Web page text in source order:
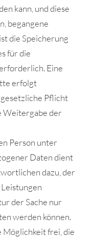
kann, und diese
begangene
die Speicherung
für die
Eine
erfolgt
Pflicht
Weitergabe der
Person unter
Daten dient
dazu, der
der Sache nur
werden können.
frei, die